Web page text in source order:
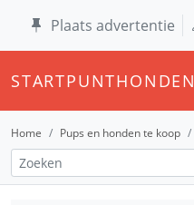
Plaats advertentie
STARTPUNTHONDEN
Home Pups en honden te koop